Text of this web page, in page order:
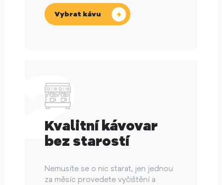
Vybrat kávu
Kvalitní kávovar
bez starostí
Nemusíte se o nic starat, jen jednou
za měsíc provedete vyčištění a